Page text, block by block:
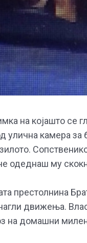
на којашто се
камера за
одеднаш му
престолнина
движења.
на домашни